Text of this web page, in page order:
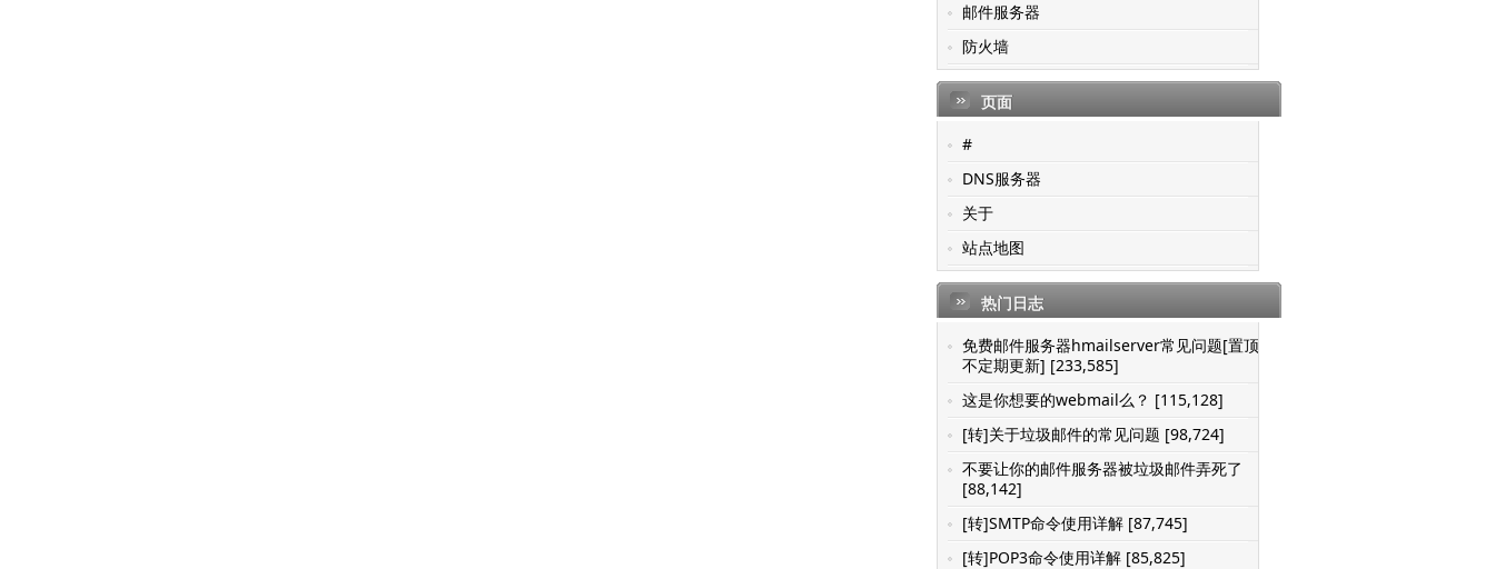
邮件服务器
防火墙
页面
#
DNS服务器
关于
站点地图
热门日志
免费邮件服务器hmailserver常见问题[置顶-
不定期更新] [233,585]
这是你想要的webmail么？ [115,128]
[转]关于垃圾邮件的常见问题 [98,724]
不要让你的邮件服务器被垃圾邮件弄死了
[88,142]
[转]SMTP命令使用详解 [87,745]
[转]POP3命令使用详解 [85,825]